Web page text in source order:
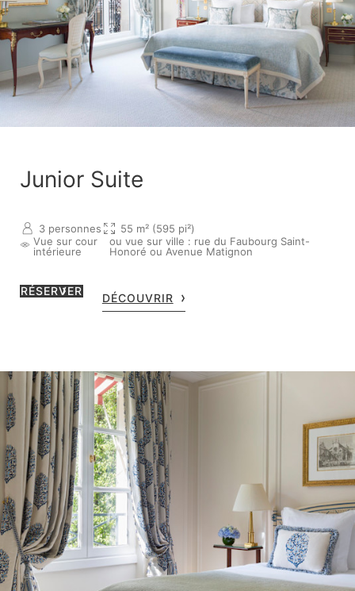
Junior Suite
3 personnes
55 m² (595 pi²)
Vue sur cour
intérieure
ou vue sur ville : rue du Faubourg Saint-
Honoré ou Avenue Matignon
RÉSERVER
DÉCOUVRIR